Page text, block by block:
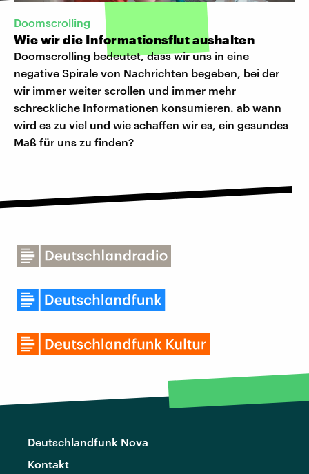
Doomscrolling
Wie wir die Informationsflut aushalten
Doomscrolling bedeutet, dass wir uns in eine
negative Spirale von Nachrichten begeben, bei der
wir immer weiter scrollen und immer mehr
schreckliche Informationen konsumieren. ab wann
wird es zu viel und wie schaffen wir es, ein gesundes
Maß für uns zu finden?
Deutschlandfunk Nova
Kontakt